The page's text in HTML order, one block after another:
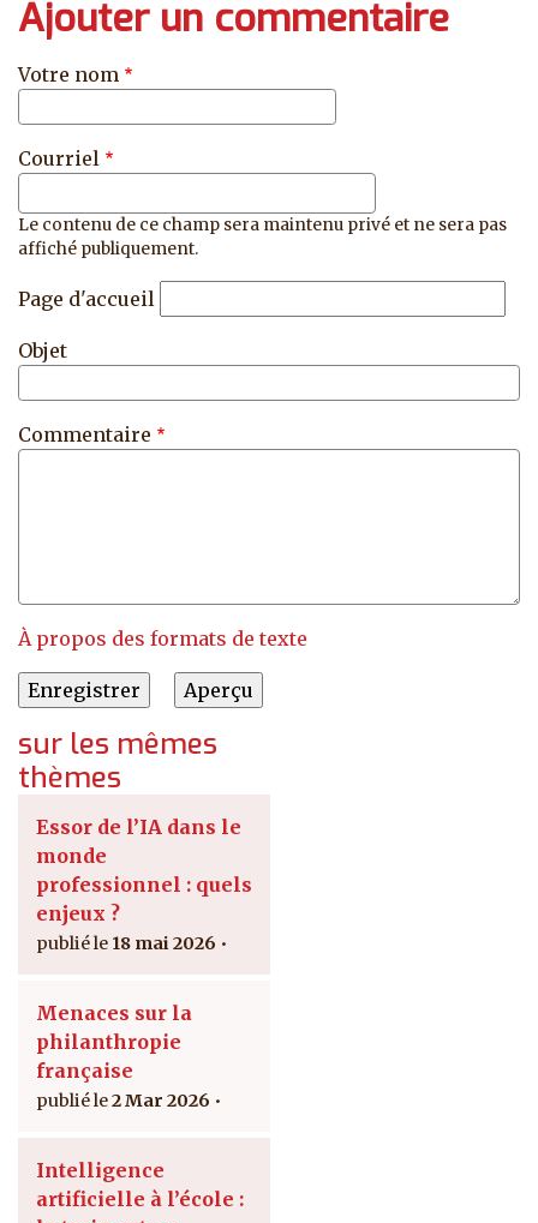
Ajouter un commentaire
Votre nom
Courriel
Le contenu de ce champ sera maintenu privé et ne sera pas
affiché publiquement.
Page d'accueil
Objet
Commentaire
À propos des formats de texte
sur les mêmes
thèmes
Essor de l’IA dans le
monde
professionnel : quels
enjeux ?
18 mai 2026
Menaces sur la
philanthropie
française
2 Mar 2026
Intelligence
artificielle à l’école :